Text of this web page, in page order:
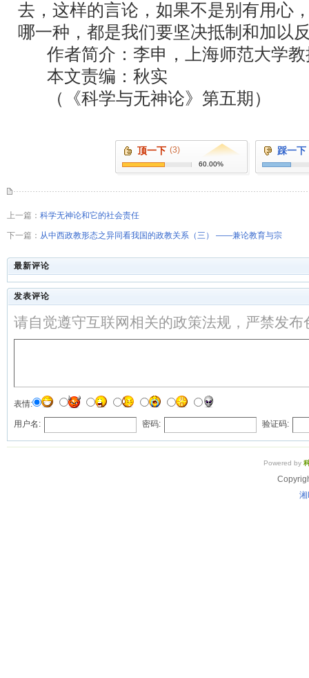
去，这样的言论，如果不是别有用心
哪一种，都是我们要坚决抵制和加以
作者简介：李申，上海师范大学教
本文责编：秋实
（《科学与无神论》第五期）
顶一下 (3)
60.00%
踩一下
上一篇： 科学无神论和它的社会责任
下一篇： 从中西政教形态之异同看我国的政教关系（三） ――兼论教育与宗
最新评论
发表评论
请自觉遵守互联网相关的政策法规，严禁发
表情:
用户名: 密码: 验证码:
Powered by